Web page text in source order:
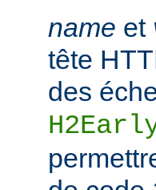
name et
tête
des